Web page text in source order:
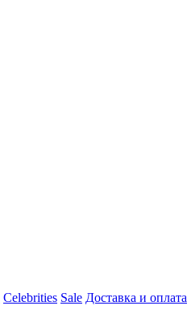
Celebrities Sale Доставка и оплата